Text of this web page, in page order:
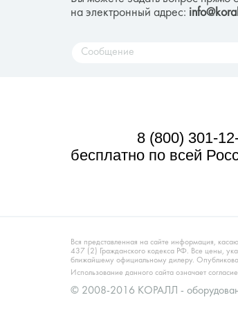
на электронный адрес:
8 (800) 301-
бесплатно по всей
Вся представленная на сайте информация,
437 (2) Гражданского кодекса РФ. Все цены,
ближайшему официальному дилеру.
Использование данного сайта означает
© 2008-2016 КОРАЛЛ -